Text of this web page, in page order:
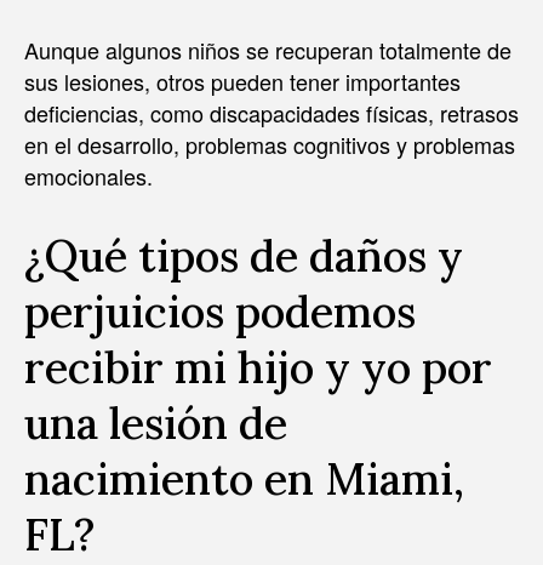
Aunque algunos niños se recuperan totalmente de
sus lesiones, otros pueden tener importantes
deficiencias, como discapacidades físicas, retrasos
en el desarrollo, problemas cognitivos y problemas
emocionales.
¿Qué tipos de daños y
perjuicios podemos
recibir mi hijo y yo por
una lesión de
nacimiento en Miami,
FL?